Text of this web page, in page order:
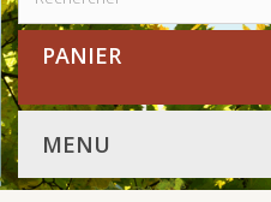
PANIER
MENU